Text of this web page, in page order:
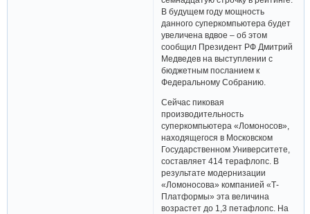
В будущем году мощность
данного суперкомпьютера будет
увеличена вдвое – об этом
сообщил Президент РФ Дмитрий
Медведев на выступлении с
бюджетным посланием к
Федеральному Собранию.
Сейчас пиковая
производительность
суперкомпьютера «Ломоносов»,
находящегося в Московском
Государственном Университете,
составляет 414 терафлопс. В
результате модернизации
«Ломоносова» компанией «Т-
Платформы» эта величина
возрастет до 1,3 петафлопс. На